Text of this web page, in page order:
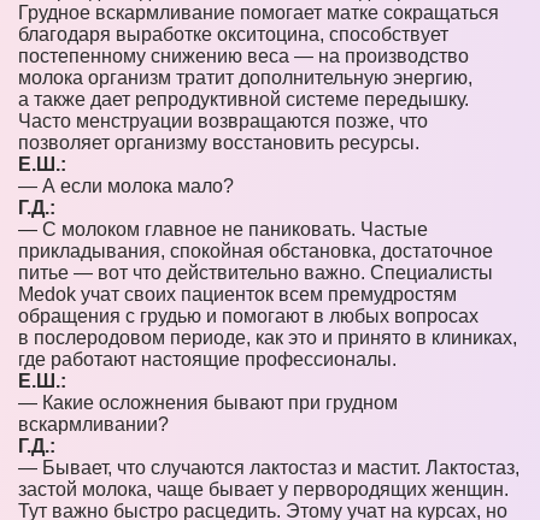
Грудное вскармливание помогает матке сокращаться
благодаря выработке окситоцина, способствует
постепенному снижению веса — на производство
молока организм тратит дополнительную энергию,
а также дает репродуктивной системе передышку.
Часто менструации возвращаются позже, что
позволяет организму восстановить ресурсы.
Е.Ш.:
— А если молока мало?
Г.Д.:
— С молоком главное не паниковать. Частые
прикладывания, спокойная обстановка, достаточное
питье — вот что действительно важно. Специалисты
Medok учат своих пациенток всем премудростям
обращения с грудью и помогают в любых вопросах
в послеродовом периоде, как это и принято в клиниках,
где работают настоящие профессионалы.
Е.Ш.:
— Какие осложнения бывают при грудном
вскармливании?
Г.Д.:
— Бывает, что случаются лактостаз и мастит. Лактостаз,
застой молока, чаще бывает у первородящих женщин.
Тут важно быстро расцедить. Этому учат на курсах, но